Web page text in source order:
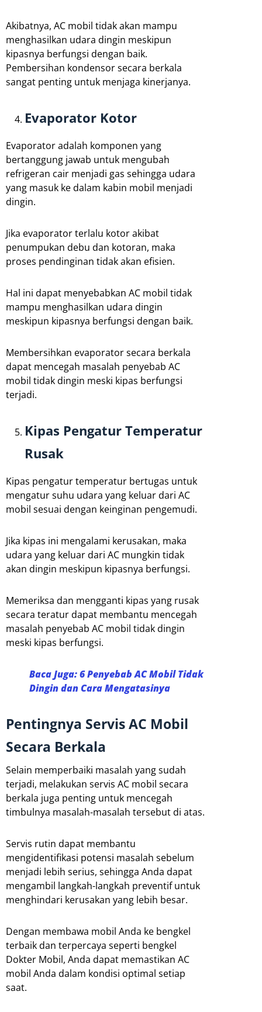
Akibatnya, AC mobil tidak akan mampu
menghasilkan udara dingin meskipun
kipasnya berfungsi dengan baik.
Pembersihan kondensor secara berkala
sangat penting untuk menjaga kinerjanya.
Evaporator Kotor
Evaporator adalah komponen yang
bertanggung jawab untuk mengubah
refrigeran cair menjadi gas sehingga udara
yang masuk ke dalam kabin mobil menjadi
dingin.
Jika evaporator terlalu kotor akibat
penumpukan debu dan kotoran, maka
proses pendinginan tidak akan efisien.
Hal ini dapat menyebabkan AC mobil tidak
mampu menghasilkan udara dingin
meskipun kipasnya berfungsi dengan baik.
Membersihkan evaporator secara berkala
dapat mencegah masalah penyebab AC
mobil tidak dingin meski kipas berfungsi
terjadi.
Kipas Pengatur Temperatur
Rusak
Kipas pengatur temperatur bertugas untuk
mengatur suhu udara yang keluar dari AC
mobil sesuai dengan keinginan pengemudi.
Jika kipas ini mengalami kerusakan, maka
udara yang keluar dari AC mungkin tidak
akan dingin meskipun kipasnya berfungsi.
Memeriksa dan mengganti kipas yang rusak
secara teratur dapat membantu mencegah
masalah penyebab AC mobil tidak dingin
meski kipas berfungsi.
Baca Juga: 6 Penyebab AC Mobil Tidak
Dingin dan Cara Mengatasinya
Pentingnya Servis AC Mobil
Secara Berkala
Selain memperbaiki masalah yang sudah
terjadi, melakukan servis AC mobil secara
berkala juga penting untuk mencegah
timbulnya masalah-masalah tersebut di atas.
Servis rutin dapat membantu
mengidentifikasi potensi masalah sebelum
menjadi lebih serius, sehingga Anda dapat
mengambil langkah-langkah preventif untuk
menghindari kerusakan yang lebih besar.
Dengan membawa mobil Anda ke bengkel
terbaik dan terpercaya seperti bengkel
Dokter Mobil, Anda dapat memastikan AC
mobil Anda dalam kondisi optimal setiap
saat.